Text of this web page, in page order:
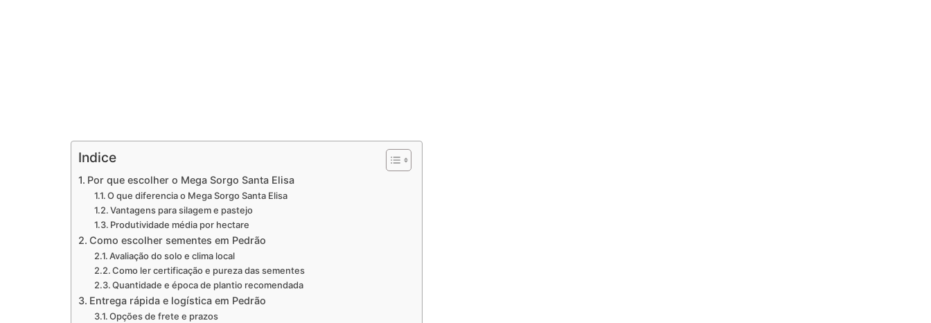
Indice
Por que escolher o Mega Sorgo Santa Elisa
O que diferencia o Mega Sorgo Santa Elisa
Vantagens para silagem e pastejo
Produtividade média por hectare
Como escolher sementes em Pedrão
Avaliação do solo e clima local
Como ler certificação e pureza das sementes
Quantidade e época de plantio recomendada
Entrega rápida e logística em Pedrão
Opções de frete e prazos